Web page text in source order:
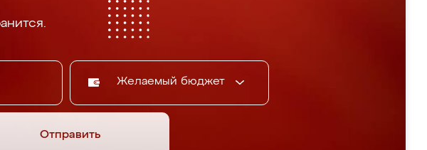
Желаемый бюджет
Отправить